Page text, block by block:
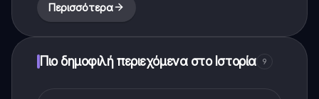
Περισσότερα
Πιο δημοφιλή περιεχόμενα στο Ιστορία 9